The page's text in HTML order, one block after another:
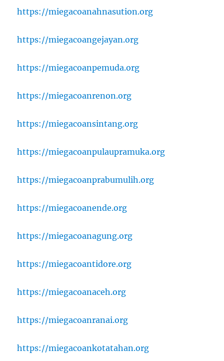
https://miegacoanahnasution.org
https://miegacoangejayan.org
https://miegacoanpemuda.org
https://miegacoanrenon.org
https://miegacoansintang.org
https://miegacoanpulaupramuka.org
https://miegacoanprabumulih.org
https://miegacoanende.org
https://miegacoanagung.org
https://miegacoantidore.org
https://miegacoanaceh.org
https://miegacoanranai.org
https://miegacoankotatahan.org